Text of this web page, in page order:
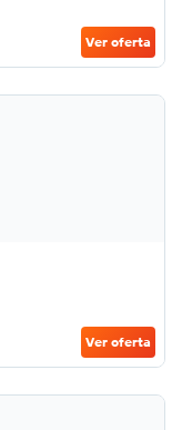
Ver oferta
Ver oferta